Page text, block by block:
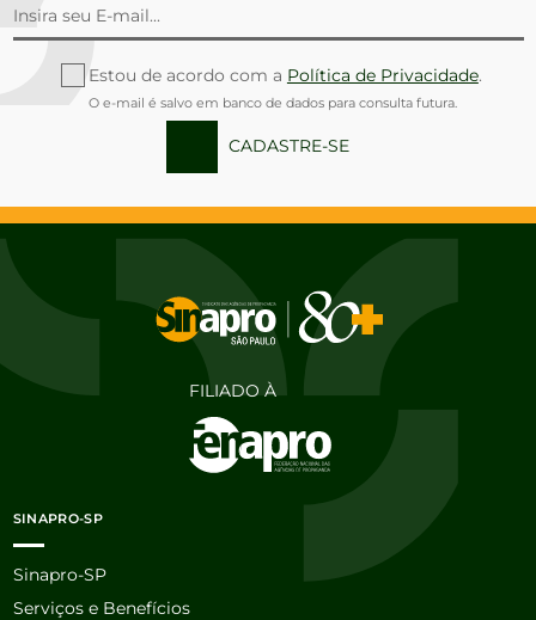
Estou de acordo com a Política de Privacidade.
O e-mail é salvo em banco de dados para consulta futura.
CADASTRE-SE
FILIADO À
SINAPRO-SP
Sinapro-SP
Serviços e Benefícios